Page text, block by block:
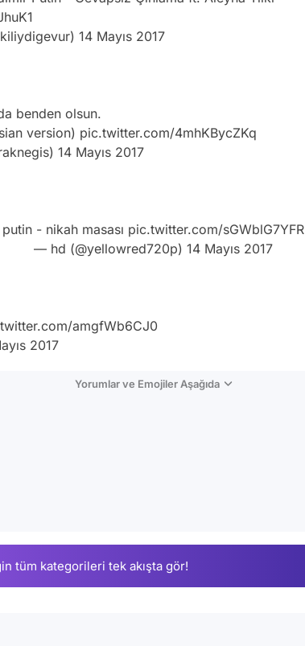
14 Mayıs 2017
benden olsun.
version) pic.twitter.com/4mhKBycZKq
14 Mayıs 2017
putin - nikah masası pic.twitter.com/sGWblG7YFR
— hd (@yellowred720p) 14 Mayıs 2017
amgfWb6CJ0
2017
Yorumlar ve Emojiler Aşağıda
tüm kategorileri tek akışta gör!